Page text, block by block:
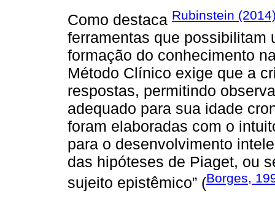
Como destaca Rubinstein
ferramentas que possibilitam
formação do conhecimento
Método Clínico exige que a
respostas, permitindo
adequado para sua idade
foram elaboradas com o
para o desenvolvimento
das hipóteses de Piaget, ou
sujeito epistêmico” (Borges,